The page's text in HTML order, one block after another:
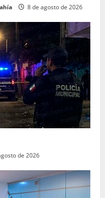
8 de agosto de 2026
de 2026